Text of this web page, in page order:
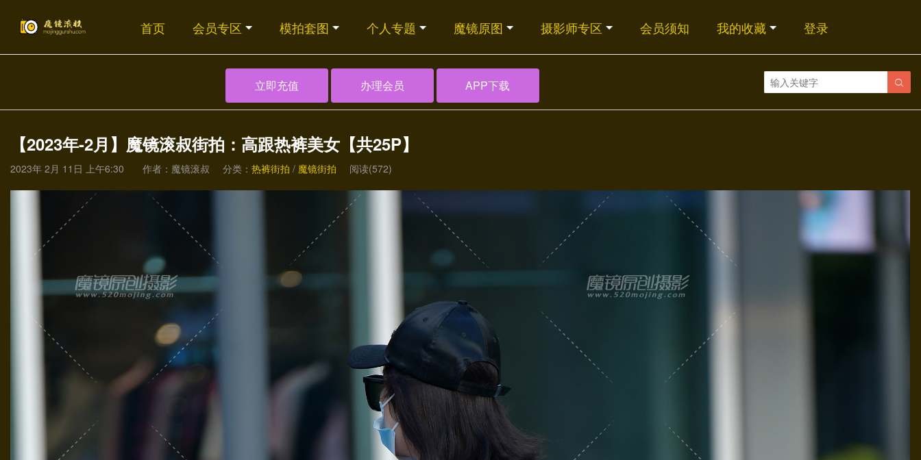
首页 会员专区 模拍套图 个人专题 魔镜原图 摄影师专区 会员须知 我的收藏 登录

立即充值 办理会员 APP下载
【2023年-2月】魔镜滚叔街拍：高跟热裤美女【共25P】
2023年 2月 11日 上午6:30 作者：魔镜滚叔 分类： 热裤街拍 / 魔镜街拍 阅读(572)